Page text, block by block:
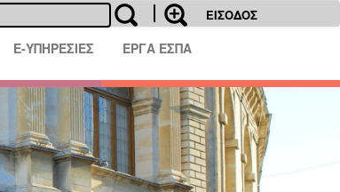
ΕΙΣΟΔΟΣ
E-ΥΠΗΡΕΣΙΕΣ ΕΡΓΑ ΕΣΠΑ